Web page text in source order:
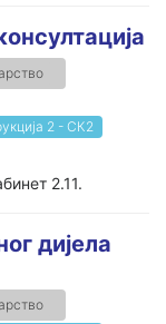
2 - СК2
2.11.
дијела